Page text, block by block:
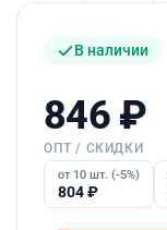
В наличии
846 ₽
ОПТ / СКИДКИ
от 10 шт. (-5%)
804₽